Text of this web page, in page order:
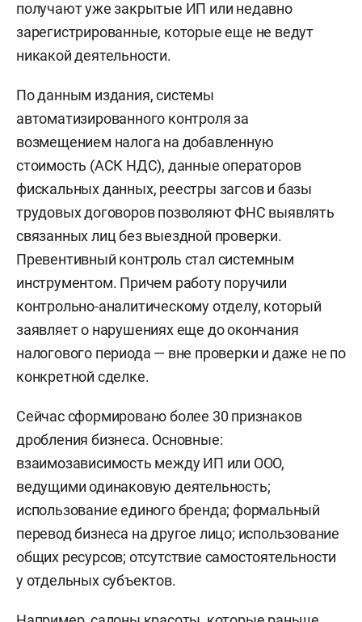
получают уже закрытые ИП или недавно
зарегистрированные, которые еще не ведут
никакой деятельности.
По данным издания, системы
автоматизированного контроля за
возмещением налога на добавленную
стоимость (АСК НДС), данные операторов
фискальных данных, реестры загсов и базы
трудовых договоров позволяют ФНС выявлять
связанных лиц без выездной проверки.
Превентивный контроль стал системным
инструментом. Причем работу поручили
контрольно-аналитическому отделу, который
заявляет о нарушениях еще до окончания
налогового периода — вне проверки и даже не по
конкретной сделке.
Сейчас сформировано более 30 признаков
дробления бизнеса. Основные:
взаимозависимость между ИП или ООО,
ведущими одинаковую деятельность;
использование единого бренда; формальный
перевод бизнеса на другое лицо; использование
общих ресурсов; отсутствие самостоятельности
у отдельных субъектов.